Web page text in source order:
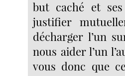
but caché et
justifier
décharger l’un
nous aider l’un
vous donc que